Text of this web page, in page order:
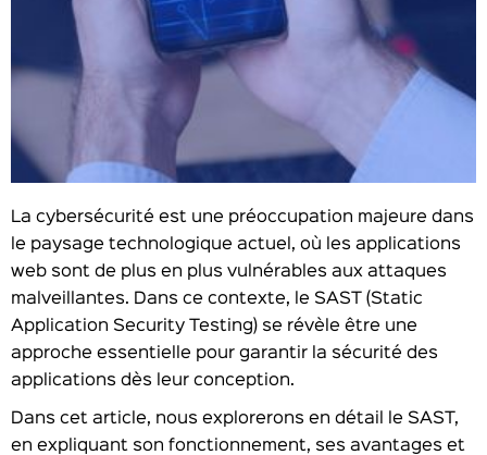
La cybersécurité est une préoccupation majeure dans
le paysage technologique actuel, où les applications
web sont de plus en plus vulnérables aux attaques
malveillantes. Dans ce contexte, le SAST (Static
Application Security Testing) se révèle être une
approche essentielle pour garantir la sécurité des
applications dès leur conception.
Dans cet article, nous explorerons en détail le SAST,
en expliquant son fonctionnement, ses avantages et